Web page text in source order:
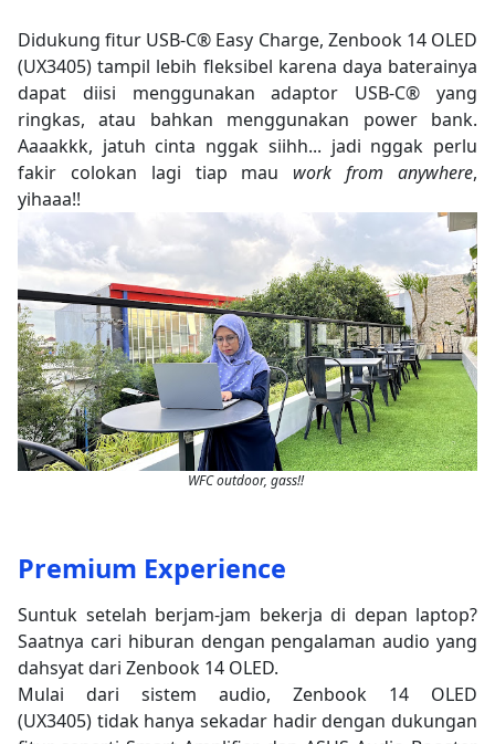
Didukung fitur USB-C® Easy Charge, Zenbook 14 OLED
(UX3405) tampil lebih fleksibel karena daya baterainya
dapat diisi menggunakan adaptor USB-C® yang
ringkas, atau bahkan menggunakan power bank.
Aaaakkk, jatuh cinta nggak siihh... jadi nggak perlu
fakir colokan lagi tiap mau work from anywhere,
yihaaa!!
WFC outdoor, gass!!
Premium Experience
Suntuk setelah berjam-jam bekerja di depan laptop?
Saatnya cari hiburan dengan pengalaman audio yang
dahsyat dari Zenbook 14 OLED.
Mulai dari sistem audio, Zenbook 14 OLED
(UX3405) tidak hanya sekadar hadir dengan dukungan